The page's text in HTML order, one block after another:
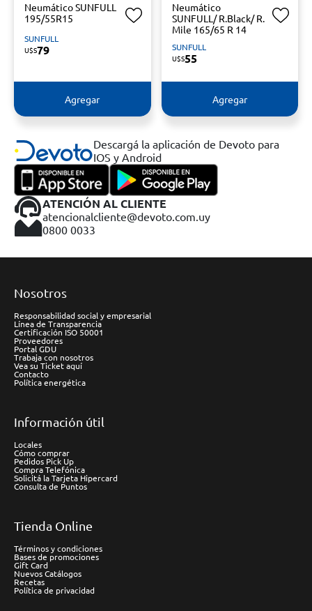
Neumático SUNFULL
195/55R15
SUNFULL
U$S79
Agregar
Neumático
SUNFULL/ R.Black/ R.
Mile 165/65 R 14
SUNFULL
U$S55
Agregar
Descargá la aplicación de Devoto para
IOS y Android
ATENCIÓN AL CLIENTE
atencionalcliente@devoto.com.uy
0800 0033
Nosotros
Responsabilidad social y empresarial
Línea de Transparencia
Certificación ISO 50001
Proveedores
Portal GDU
Trabaja con nosotros
Vea su Ticket aquí
Contacto
Política energética
Información útil
Locales
Cómo comprar
Pedidos Pick Up
Compra Telefónica
Solicitá la Tarjeta Hipercard
Consulta de Puntos
Tienda Online
Términos y condiciones
Bases de promociones
Gift Card
Nuevos Catálogos
Recetas
Política de privacidad